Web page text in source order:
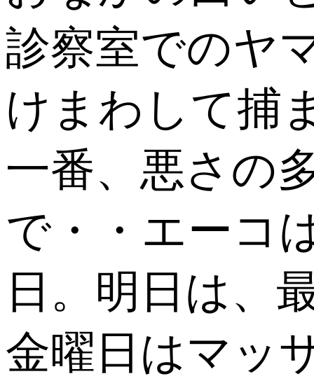
診察室でのヤ
けまわして捕
一番、悪さの
で・・エーコ
日。明日は、
金曜日はマッ